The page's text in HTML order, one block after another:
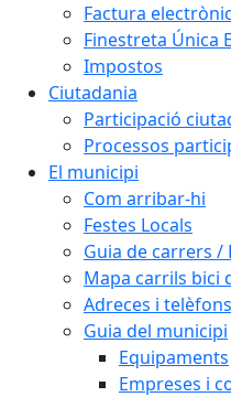
Factura
Finestreta Única
Impostos
Ciutadania
Participació
Processos
El municipi
Com arribar-hi
Festes Locals
Guia de carrers /
Mapa carrils bici
Adreces i
Guia del municipi
Equipaments
Empreses i